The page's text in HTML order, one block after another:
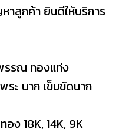
าลูกค้า ยินดีให้บริการ
รรณ ทองแท่ง
ะ นาก เข็มขัดนาก
ง 18K, 14K, 9K